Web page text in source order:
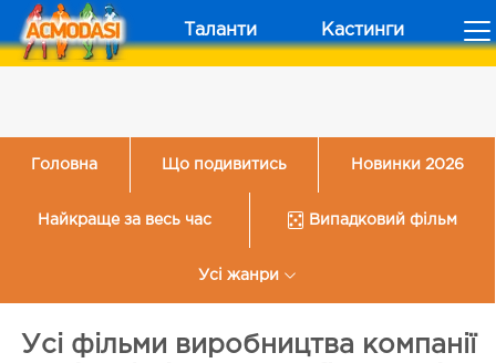
Таланти Кастинги
Головна Що подивитись Новинки 2026
Найкраще за весь час Випадковий фільм
Усі жанри
Усі фільми виробництва компанії